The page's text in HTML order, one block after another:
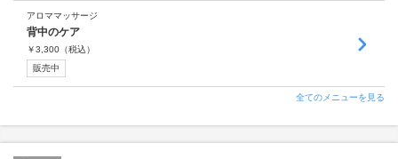
アロママッサージ
背中のケア
￥3,300 （税込）
販売中
全てのメニューを見る